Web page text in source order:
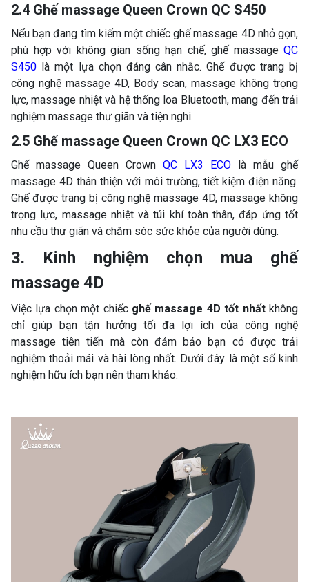
2.4 Ghế massage Queen Crown QC S450
Nếu bạn đang tìm kiếm một chiếc ghế massage 4D nhỏ gọn,
phù hợp với không gian sống hạn chế, ghế massage QC
S450 là một lựa chọn đáng cân nhắc. Ghế được trang bị
công nghệ massage 4D, Body scan, massage không trọng
lực, massage nhiệt và hệ thống loa Bluetooth, mang đến trải
nghiệm massage thư giãn và tiện nghi.
2.5 Ghế massage Queen Crown QC LX3 ECO
Ghế massage Queen Crown QC LX3 ECO là mẫu ghế
massage 4D thân thiện với môi trường, tiết kiệm điện năng.
Ghế được trang bị công nghệ massage 4D, massage không
trọng lực, massage nhiệt và túi khí toàn thân, đáp ứng tốt
nhu cầu thư giãn và chăm sóc sức khỏe của người dùng.
3. Kinh nghiệm chọn mua ghế
massage 4D
Việc lựa chọn một chiếc ghế massage 4D tốt nhấtkhông
chỉ giúp bạn tận hưởng tối đa lợi ích của công nghệ
massage tiên tiến mà còn đảm bảo bạn có được trải
nghiệm thoải mái và hài lòng nhất. Dưới đây là một số kinh
nghiệm hữu ích bạn nên tham khảo: